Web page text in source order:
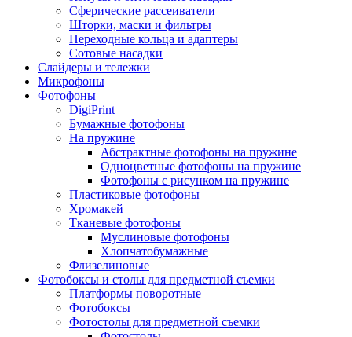
Сферические рассеиватели
Шторки, маски и фильтры
Переходные кольца и адаптеры
Сотовые насадки
Слайдеры и тележки
Микрофоны
Фотофоны
DigiPrint
Бумажные фотофоны
На пружине
Абстрактные фотофоны на пружине
Одноцветные фотофоны на пружине
Фотофоны с рисунком на пружине
Пластиковые фотофоны
Хромакей
Тканевые фотофоны
Муслиновые фотофоны
Хлопчатобумажные
Флизелиновые
Фотобоксы и столы для предметной съемки
Платформы поворотные
Фотобоксы
Фотостолы для предметной съемки